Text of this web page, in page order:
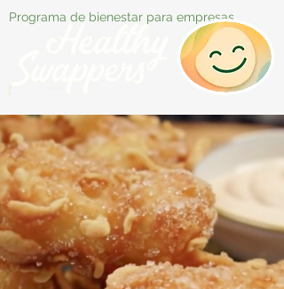
Programa de bienestar para empresas